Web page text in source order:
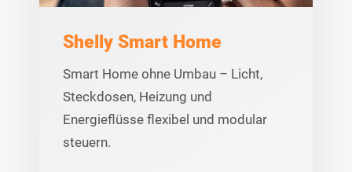
Shelly Smart Home
Smart Home ohne Umbau – Licht,
Steckdosen, Heizung und
Energieflüsse flexibel und modular
steuern.